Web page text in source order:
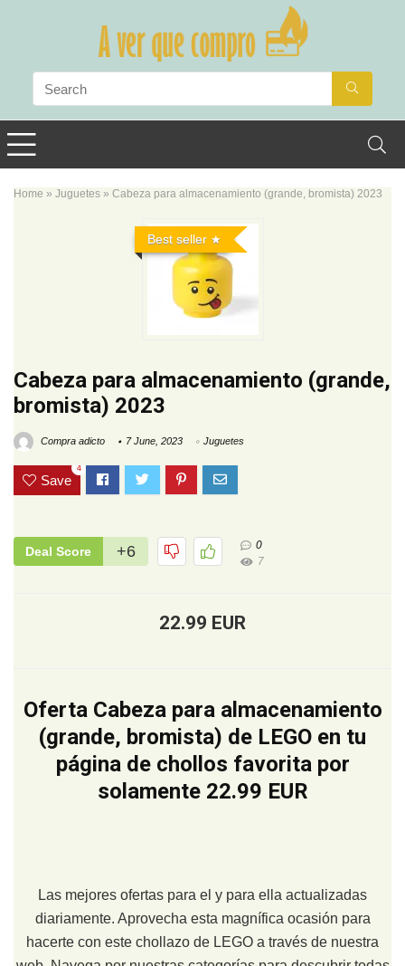
Home » Juguetes » Cabeza para almacenamiento (grande, bromista) 2023
Best seller
Cabeza para almacenamiento (grande,
bromista) 2023
Compra adicto 7 June, 2023 Juguetes
Save
4
Deal Score +6
0
7
22.99 EUR
Oferta Cabeza para almacenamiento
(grande, bromista) de LEGO en tu
página de chollos favorita por
solamente 22.99 EUR
Las mejores ofertas para el y para ella actualizadas
diariamente. Aprovecha esta magnífica ocasión para
hacerte con este chollazo de LEGO a través de nuestra